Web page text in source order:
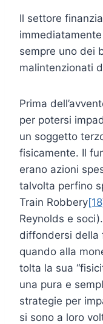
Il settore
sempre uno dei
malintenzionati
Prima
per potersi
un soggetto
fisicamente. Il
erano azioni
talvolta perfino
Train Robbery
Reynolds e
diffondersi della
quando alla
tolta la sua
una pura e
strategie per
si sono a loro